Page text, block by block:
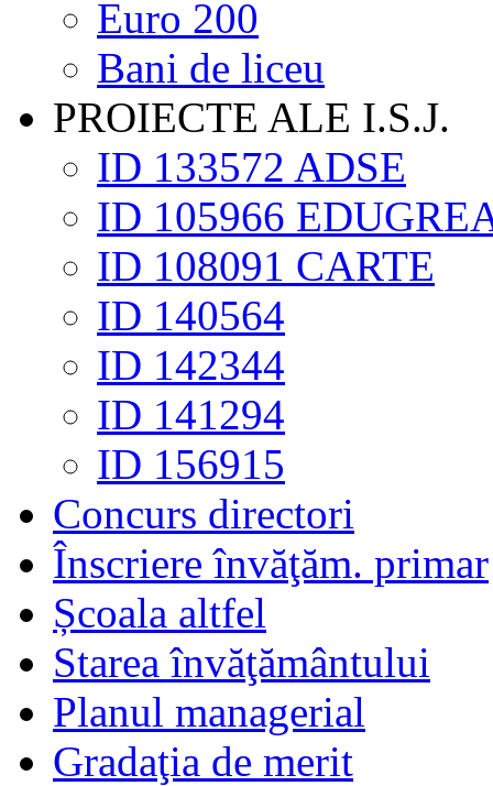
Euro 200
Bani de liceu
PROIECTE ALE I.S.J.
ID 133572 ADSE
ID 105966
ID 108091 CARTE
ID 140564
ID 142344
ID 141294
ID 156915
Concurs directori
Înscriere învăţăm. primar
Școala altfel
Starea învăţământului
Planul managerial
Gradaţia de merit